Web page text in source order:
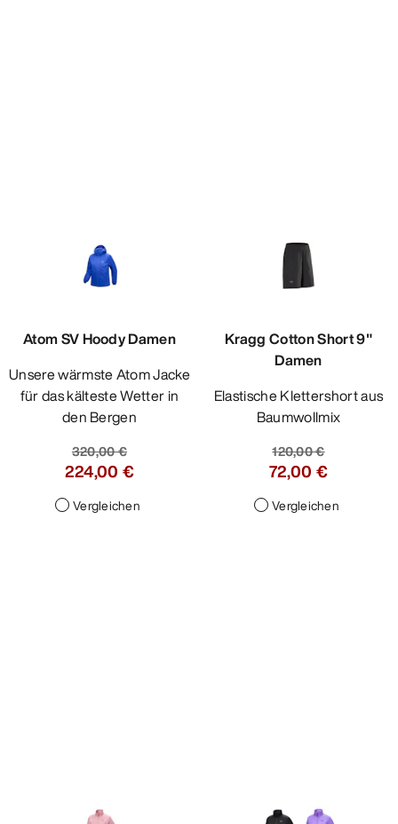
Atom SV Hoody Damen
Unsere wärmste Atom Jacke
für das kälteste Wetter in
den Bergen
320,00 €
224,00 €
Vergleichen
Kragg Cotton Short 9"
Damen
Elastische Klettershort aus
Baumwollmix
120,00 €
72,00 €
Vergleichen